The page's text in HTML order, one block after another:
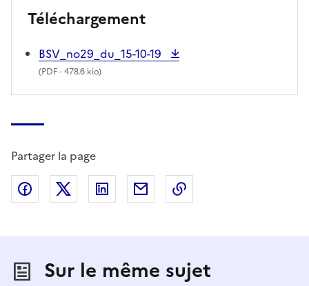
Téléchargement
BSV_no29_du_15-10-19
(PDF- 478.6 kio)
Partager la page
Partager sur Facebook
Partager sur X (anciennement Twitter)
Partager sur LinkedIn
Partager par email
Sur le même sujet